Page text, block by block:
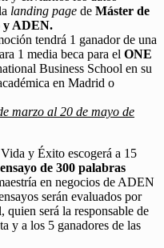
landing page de Máster de
y ADEN.
tendrá 1 ganador de una
1 media beca para el ONE
Business School en su
en Madrid o
marzo al 20 de mayo de
y Éxito escogerá a 15
ensayo de 300 palabras
en negocios de ADEN
serán evaluados por
será la responsable de
y a los 5 ganadores de las